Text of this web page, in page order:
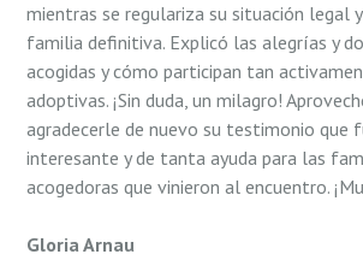
mientras se regulariza su situación legal
familia definitiva. Explicó las alegrías y
acogidas y cómo participan tan
adoptivas. ¡Sin duda, un milagro!
agradecerle de nuevo su testimonio que
interesante y de tanta ayuda para las
acogedoras que vinieron al encuentro.
Gloria Arnau